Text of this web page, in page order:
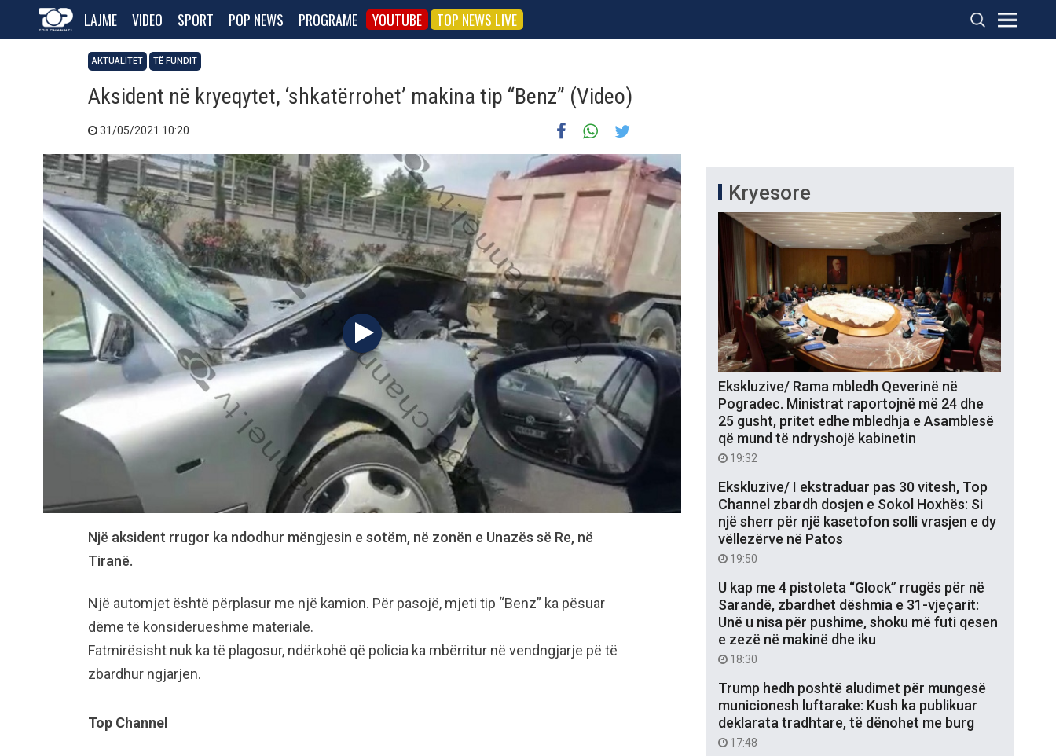
LAJME VIDEO SPORT POP NEWS PROGRAME YOUTUBE TOP NEWS LIVE
AKTUALITET TË FUNDIT
Aksident në kryeqytet, ‘shkatërrohet’ makina tip “Benz” (Video)
31/05/2021 10:20
Një aksident rrugor ka ndodhur mëngjesin e sotëm, në zonën e Unazës së Re, në
Tiranë.
Një automjet është përplasur me një kamion. Për pasojë, mjeti tip “Benz” ka pësuar
dëme të konsiderueshme materiale.
Fatmirësisht nuk ka të plagosur, ndërkohë që policia ka mbërritur në vendngjarje pë të
zbardhur ngjarjen.
Top Channel
Kryesore
Ekskluzive/ Rama mbledh Qeverinë në
Pogradec. Ministrat raportojnë më 24 dhe
25 gusht, pritet edhe mbledhja e Asamblesë
që mund të ndryshojë kabinetin
19:32
Ekskluzive/ I ekstraduar pas 30 vitesh, Top
Channel zbardh dosjen e Sokol Hoxhës: Si
një sherr për një kasetofon solli vrasjen e dy
vëllezërve në Patos
19:50
U kap me 4 pistoleta “Glock” rrugës për në
Sarandë, zbardhet dëshmia e 31-vjeçarit:
Unë u nisa për pushime, shoku më futi qesen
e zezë në makinë dhe iku
18:30
Trump hedh poshtë aludimet për mungesë
municionesh luftarake: Kush ka publikuar
deklarata tradhtare, të dënohet me burg
17:48